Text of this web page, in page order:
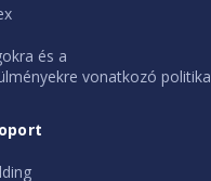
és a
vonatkozó politika